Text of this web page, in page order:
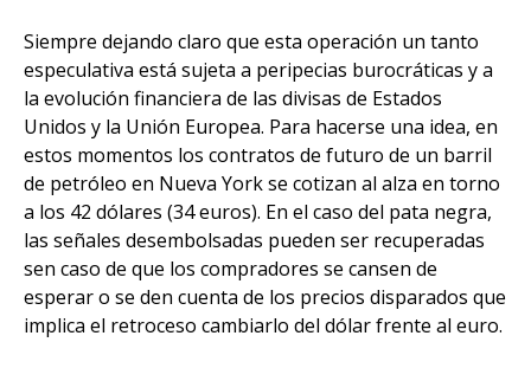
Siempre dejando claro que esta operación un tanto
especulativa está sujeta a peripecias burocráticas y a
la evolución financiera de las divisas de Estados
Unidos y la Unión Europea. Para hacerse una idea, en
estos momentos los contratos de futuro de un barril
de petróleo en Nueva York se cotizan al alza en torno
a los 42 dólares (34 euros). En el caso del pata negra,
las señales desembolsadas pueden ser recuperadas
sen caso de que los compradores se cansen de
esperar o se den cuenta de los precios disparados que
implica el retroceso cambiarlo del dólar frente al euro.